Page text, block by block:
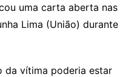
uma carta aberta nas
Lima (União) durante
da vítima poderia estar